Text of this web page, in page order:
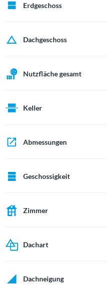
Erdgeschoss
Dachgeschoss
Nutzfläche gesamt
Keller
Abmessungen
Geschossigkeit
Zimmer
Dachart
Dachneigung